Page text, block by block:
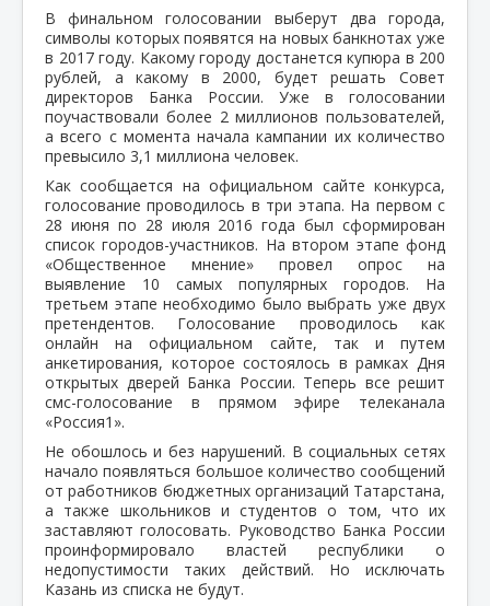
В финальном голосовании выберут два города,
символы которых появятся на новых банкнотах уже
в 2017 году. Какому городу достанется купюра в 200
рублей, а какому в 2000, будет решать Совет
директоров Банка России. Уже в голосовании
поучаствовали более 2 миллионов пользователей,
а всего с момента начала кампании их количество
превысило 3,1 миллиона человек.
Как сообщается на официальном сайте конкурса,
голосование проводилось в три этапа. На первом с
28 июня по 28 июля 2016 года был сформирован
список городов-участников. На втором этапе фонд
«Общественное мнение» провел опрос на
выявление 10 самых популярных городов. На
третьем этапе необходимо было выбрать уже двух
претендентов. Голосование проводилось как
онлайн на официальном сайте, так и путем
анкетирования, которое состоялось в рамках Дня
открытых дверей Банка России. Теперь все решит
смс-голосование в прямом эфире телеканала
«Россия1».
Не обошлось и без нарушений. В социальных сетях
начало появляться большое количество сообщений
от работников бюджетных организаций Татарстана,
а также школьников и студентов о том, что их
заставляют голосовать. Руководство Банка России
проинформировало властей республики о
недопустимости таких действий. Но исключать
Казань из списка не будут.